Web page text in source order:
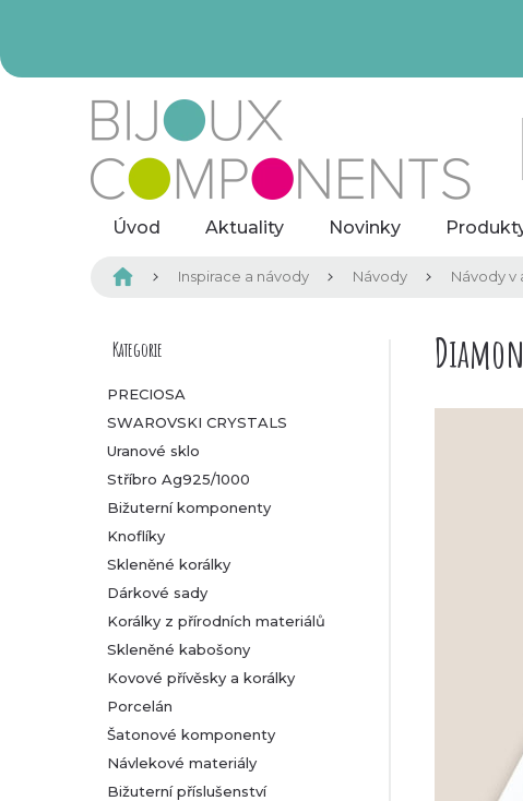
Úvod Aktuality Novinky
Domů Inspirace a návody Návody Návody v
P
o
s
t
r
a
n
n
í
p
Přeskočit
Kategorie
PRECIOSA
SWAROVSKI CRYSTALS
Uranové sklo
Stříbro Ag925/1000
Bižuterní komponenty
Knoflíky
Skleněné korálky
Dárkové sady
Korálky z přírodních materiálů
Skleněné kabošony
Kovové přívěsky a korálky
Porcelán
Šatonové komponenty
Návlekové materiály
Bižuterní příslušenství